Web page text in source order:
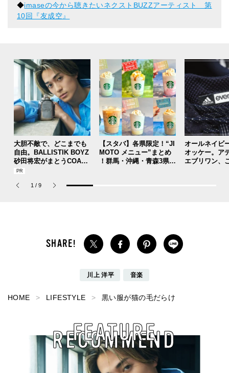
◆imaseの今から聴きたいネクストBUZZアーティスト 第
10回『友成空』
大胆不敵で、どこまでも
自由。BALLISTIK BOYZ
砂田将宏がまとうCOACH
の新作フレグランス「コ
パルファム」
【スタバ】各県限定！“JI
MOTO メニュー”まとめ
！群馬・沖縄・青森3県分
オールネイビ
オッケー。ア
エブリワン、
1 / 9
川上 洋平 音楽
HOME LIFESTYLE 黒い服が猫の毛だらけ
RECOMMEND
FEATURE